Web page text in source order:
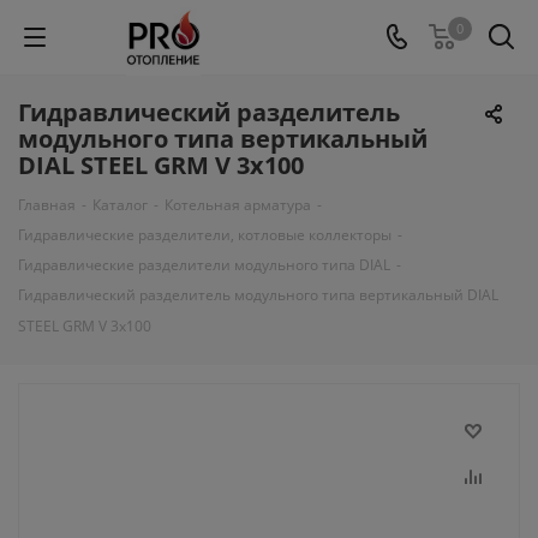
0
Гидравлический разделитель
модульного типа вертикальный
DIAL STEEL GRM V 3х100
Главная - Каталог - Котельная арматура -
Гидравлические разделители, котловые коллекторы -
Гидравлические разделители модульного типа DIAL -
Гидравлический разделитель модульного типа вертикальный DIAL
STEEL GRM V 3х100